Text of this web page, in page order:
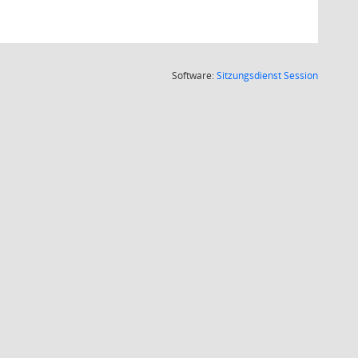
Software:SitzungsdienstSession(Wird in